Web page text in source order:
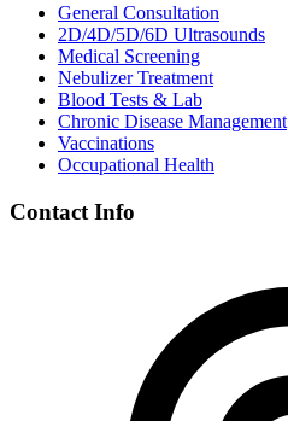
General Consultation
2D/4D/5D/6D Ultrasounds
Medical Screening
Nebulizer Treatment
Blood Tests & Lab
Chronic Disease Management
Vaccinations
Occupational Health
Contact Info